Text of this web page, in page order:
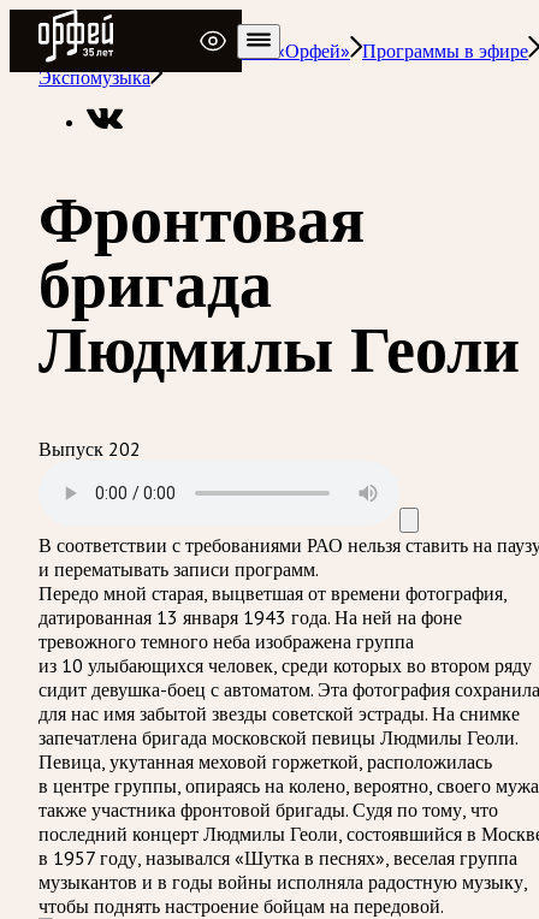
Радио Орфей
Радио классической музыки «Орфей» Программы в эфире
Экспомузыка
Фронтовая
бригада
Людмилы Геоли
Выпуск 202
В соответствии с требованиями РАО нельзя ставить на
и перематывать записи программ.
Передо мной старая, выцветшая от времени фотография,
датированная 13 января 1943 года. На ней на фоне
тревожного темного неба изображена группа
из 10 улыбающихся человек, среди которых во втором ряду
сидит девушка-боец с автоматом. Эта фотография сохранила
для нас имя забытой звезды советской эстрады. На снимке
запечатлена бригада московской певицы Людмилы Геоли.
Певица, укутанная меховой горжеткой, расположилась
в центре группы, опираясь на колено, вероятно, своего
также участника фронтовой бригады. Судя по тому, что
последний концерт Людмилы Геоли, состоявшийся в
в 1957 году, назывался «Шутка в песнях», веселая группа
музыкантов и в годы войны исполняла радостную музыку,
чтобы поднять настроение бойцам на передовой.